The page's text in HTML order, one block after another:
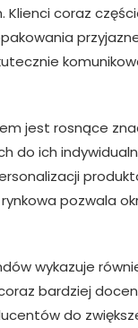
Klienci coraz
jest rosnące
do ich
pozwala
wykazuje
bardziej
do